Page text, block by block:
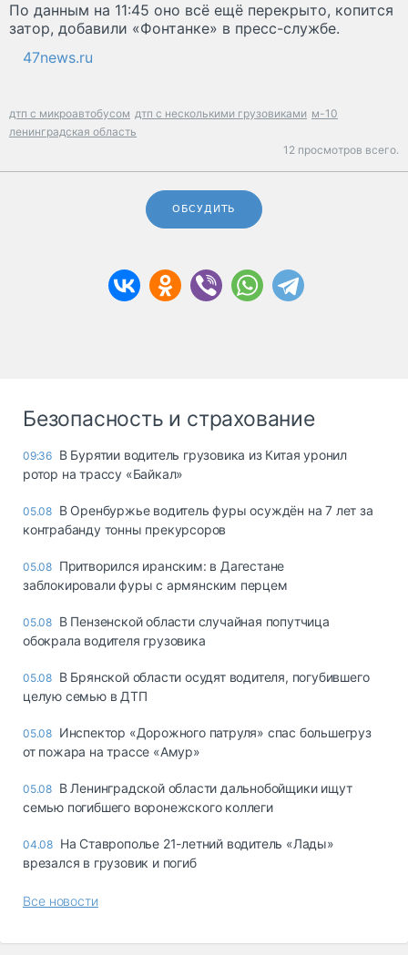
По данным на 11:45 оно всё ещё перекрыто, копится
затор, добавили «Фонтанке» в пресс-службе.
47news.ru
дтп с микроавтобусом дтп с несколькими грузовиками м-10
ленинградская область
12 просмотров всего.
ОБСУДИТЬ
Безопасность и страхование
09:36 В Бурятии водитель грузовика из Китая уронил
ротор на трассу «Байкал»
05.08 В Оренбуржье водитель фуры осуждён на 7 лет за
контрабанду тонны прекурсоров
05.08 Притворился иранским: в Дагестане
заблокировали фуры с армянским перцем
05.08 В Пензенской области случайная попутчица
обокрала водителя грузовика
05.08 В Брянской области осудят водителя, погубившего
целую семью в ДТП
05.08 Инспектор «Дорожного патруля» спас большегруз
от пожара на трассе «Амур»
05.08 В Ленинградской области дальнобойщики ищут
семью погибшего воронежского коллеги
04.08 На Ставрополье 21-летний водитель «Лады»
врезался в грузовик и погиб
Все новости